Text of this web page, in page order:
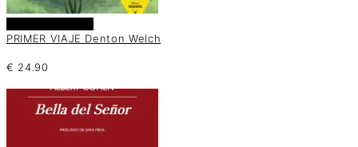
PRIMER VIAJE Denton Welch
€ 24.90